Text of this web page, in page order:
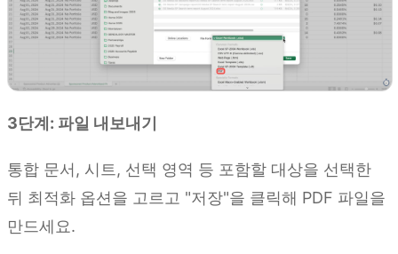
3단계: 파일 내보내기
통합 문서, 시트, 선택 영역 등 포함할 대상을 선택한
뒤 최적화 옵션을 고르고 "저장"을 클릭해 PDF 파일을
만드세요.